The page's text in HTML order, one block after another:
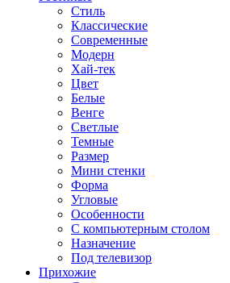
Стиль
Классические
Современные
Модерн
Хай-тек
Цвет
Белые
Венге
Светлые
Темные
Размер
Мини стенки
Форма
Угловые
Особенности
С компьютерным столом
Назначение
Под телевизор
Прихожие